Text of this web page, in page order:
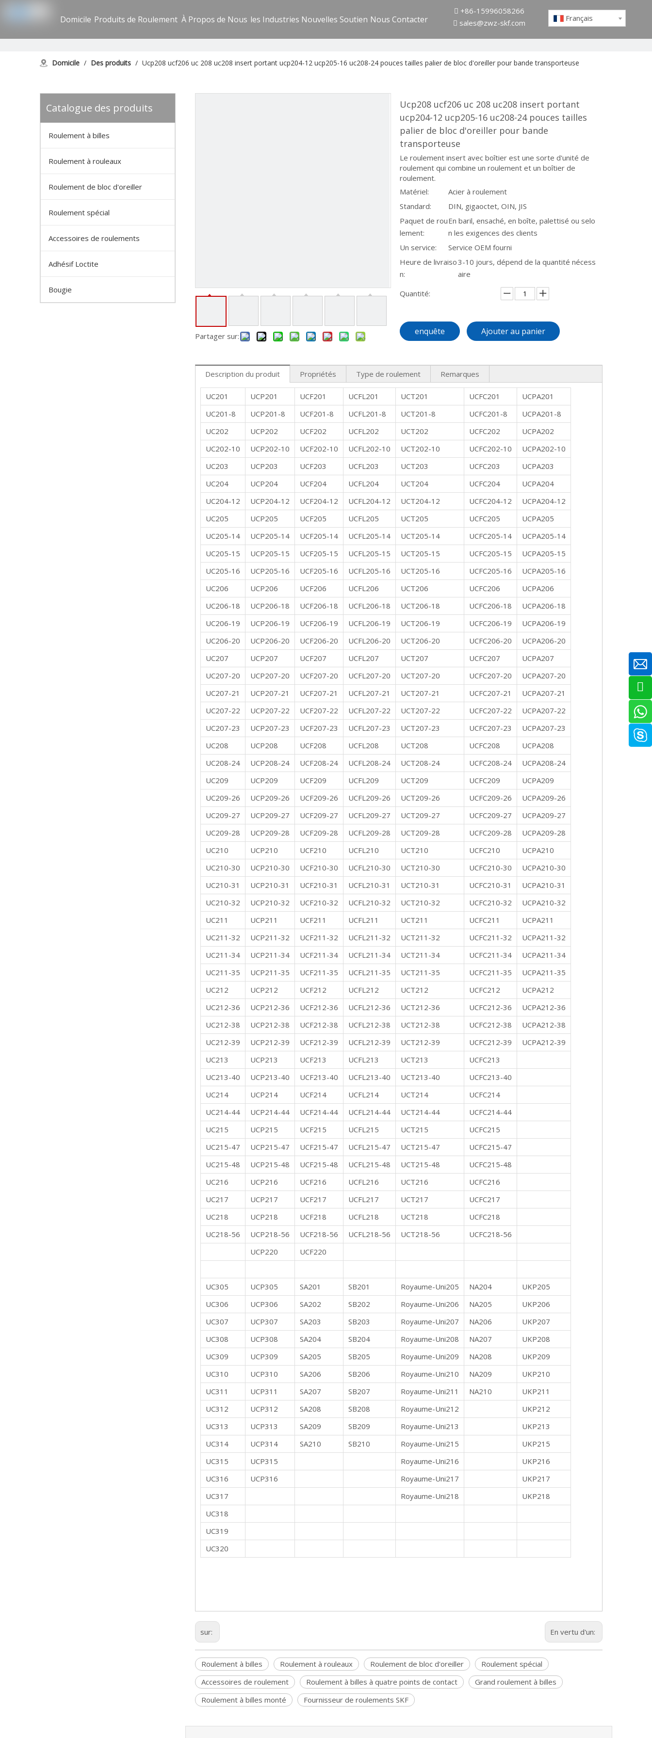
Domicile Produits de Roulement À Propos de Nous les Industries Nouvelles Soutien Nous Contacter
 +86-15996058266
 sales@zwz-skf.com Français
Domicile / Des produits / Ucp208 ucf206 uc 208 uc208 insert portant ucp204-12 ucp205-16 uc208-24 pouces tailles palier de bloc d'oreiller pour bande transporteuse
Catalogue des produits
Roulement à billes
Roulement à rouleaux
Roulement de bloc d'oreiller
Roulement spécial
Accessoires de roulements
Adhésif Loctite
Bougie
Partager sur:
Ucp208 ucf206 uc 208 uc208 insert portant
ucp204-12 ucp205-16 uc208-24 pouces tailles
palier de bloc d'oreiller pour bande
transporteuse
Le roulement insert avec boîtier est une sorte d'unité de
roulement qui combine un roulement et un boîtier de
roulement.
Matériel:
Acier à roulement
Standard:
DIN, gigaoctet, OIN, JIS
Paquet de rou
lement:
En baril, ensaché, en boîte, palettisé ou selo
n les exigences des clients
Un service:
Service OEM fourni
Heure de livraiso
n:
3-10 jours, dépend de la quantité nécess
aire
Quantité:
enquête Ajouter au panier
Description du produit Propriétés Type de roulement Remarques
UC201 UCP201 UCF201 UCFL201 UCT201 UCFC201
UCPA201
UC201-8
UCP201-8 UCF201-8 UCFL201-8 UCT201-8 UCFC201-8
UCPA201-8
UC202
UCP202 UCF202 UCFL202 UCT202 UCFC202
UCPA202
UC202-10
UCP202-10 UCF202-10 UCFL202-10 UCT202-10 UCFC202-10
UCPA202-10
UC203
UCP203 UCF203 UCFL203 UCT203 UCFC203
UCPA203
UC204
UCP204 UCF204 UCFL204 UCT204 UCFC204
UCPA204
UC204-12
UCP204-12 UCF204-12 UCFL204-12 UCT204-12 UCFC204-12
UCPA204-12
UC205
UCP205 UCF205 UCFL205 UCT205 UCFC205
UCPA205
UC205-14
UCP205-14 UCF205-14 UCFL205-14 UCT205-14 UCFC205-14
UCPA205-14
UC205-15
UCP205-15 UCF205-15 UCFL205-15 UCT205-15 UCFC205-15
UCPA205-15
UC205-16
UCP205-16 UCF205-16 UCFL205-16 UCT205-16 UCFC205-16
UCPA205-16
UC206
UCP206 UCF206 UCFL206 UCT206 UCFC206
UCPA206
UC206-18
UCP206-18 UCF206-18 UCFL206-18 UCT206-18 UCFC206-18
UCPA206-18
UC206-19
UCP206-19 UCF206-19 UCFL206-19 UCT206-19 UCFC206-19
UCPA206-19
UC206-20
UCP206-20 UCF206-20 UCFL206-20 UCT206-20 UCFC206-20
UCPA206-20
UC207
UCP207 UCF207 UCFL207 UCT207 UCFC207
UCPA207
UC207-20
UCP207-20 UCF207-20 UCFL207-20 UCT207-20 UCFC207-20
UCPA207-20
UC207-21
UCP207-21 UCF207-21 UCFL207-21 UCT207-21 UCFC207-21
UCPA207-21
UC207-22
UCP207-22 UCF207-22 UCFL207-22 UCT207-22 UCFC207-22
UCPA207-22
UC207-23
UCP207-23 UCF207-23 UCFL207-23 UCT207-23 UCFC207-23
UCPA207-23
UC208
UCP208 UCF208 UCFL208 UCT208 UCFC208
UCPA208
UC208-24
UCP208-24 UCF208-24 UCFL208-24 UCT208-24 UCFC208-24
UCPA208-24
UC209
UCP209 UCF209 UCFL209 UCT209 UCFC209
UCPA209
UC209-26
UCP209-26 UCF209-26 UCFL209-26 UCT209-26 UCFC209-26
UCPA209-26
UC209-27
UCP209-27 UCF209-27 UCFL209-27 UCT209-27 UCFC209-27
UCPA209-27
UC209-28
UCP209-28 UCF209-28 UCFL209-28 UCT209-28 UCFC209-28
UCPA209-28
UC210
UCP210 UCF210 UCFL210 UCT210 UCFC210
UCPA210
UC210-30
UCP210-30 UCF210-30 UCFL210-30 UCT210-30 UCFC210-30
UCPA210-30
UC210-31
UCP210-31 UCF210-31 UCFL210-31 UCT210-31 UCFC210-31
UCPA210-31
UC210-32
UCP210-32 UCF210-32 UCFL210-32 UCT210-32 UCFC210-32
UCPA210-32
UC211
UCP211 UCF211 UCFL211 UCT211 UCFC211
UCPA211
UC211-32
UCP211-32 UCF211-32 UCFL211-32 UCT211-32 UCFC211-32
UCPA211-32
UC211-34
UCP211-34 UCF211-34 UCFL211-34 UCT211-34 UCFC211-34
UCPA211-34
UC211-35
UCP211-35 UCF211-35 UCFL211-35 UCT211-35 UCFC211-35
UCPA211-35
UC212
UCP212 UCF212 UCFL212 UCT212 UCFC212
UCPA212
UC212-36
UCP212-36 UCF212-36 UCFL212-36 UCT212-36 UCFC212-36
UCPA212-36
UC212-38
UCP212-38 UCF212-38 UCFL212-38 UCT212-38 UCFC212-38
UCPA212-38
UC212-39
UCP212-39 UCF212-39 UCFL212-39 UCT212-39 UCFC212-39
UCPA212-39
UC213
UCP213 UCF213 UCFL213 UCT213
UCFC213
UC213-40
UCP213-40 UCF213-40 UCFL213-40 UCT213-40
UCFC213-40
UC214
UCP214 UCF214 UCFL214 UCT214
UCFC214
UC214-44
UCP214-44 UCF214-44 UCFL214-44 UCT214-44
UCFC214-44
UC215
UCP215 UCF215 UCFL215 UCT215
UCFC215
UC215-47
UCP215-47 UCF215-47 UCFL215-47 UCT215-47
UCFC215-47
UC215-48
UCP215-48 UCF215-48 UCFL215-48 UCT215-48
UCFC215-48
UC216
UCP216 UCF216 UCFL216 UCT216
UCFC216
UC217
UCP217 UCF217 UCFL217 UCT217
UCFC217
UC218
UCP218 UCF218 UCFL218 UCT218
UCFC218
UC218-56
UCP218-56 UCF218-56 UCFL218-56 UCT218-56
UCFC218-56
UCP220
UCF220
UC305 UCP305 SA201 SB201 Royaume-Uni205 NA204
UKP205
UC306
UCP306 SA202 SB202 Royaume-Uni206 NA205
UKP206
UC307
UCP307 SA203 SB203 Royaume-Uni207 NA206
UKP207
UC308
UCP308 SA204 SB204 Royaume-Uni208 NA207
UKP208
UC309
UCP309 SA205 SB205 Royaume-Uni209 NA208
UKP209
UC310
UCP310 SA206 SB206 Royaume-Uni210 NA209
UKP210
UC311
UCP311 SA207 SB207 Royaume-Uni211 NA210
UKP211
UC312
UCP312 SA208 SB208 Royaume-Uni212
UKP212
UC313
UCP313 SA209 SB209 Royaume-Uni213
UKP213
UC314
UCP314 SA210 SB210 Royaume-Uni215
UKP215
UC315
UCP315 Royaume-Uni216
UKP216
UC316
UCP316 Royaume-Uni217
UKP217
UC317
Royaume-Uni218
UKP218
UC318
UC319
UC320
sur: En vertu d'un:
Roulement à billes Roulement à rouleaux Roulement de bloc d'oreiller
Roulement spécial
Accessoires de roulement
Roulement à billes à quatre points de contact
Grand roulement à billes
Roulement à billes monté
Fournisseur de roulements SKF